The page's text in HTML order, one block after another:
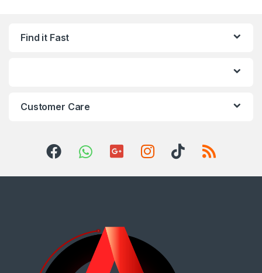
Find it Fast
Customer Care